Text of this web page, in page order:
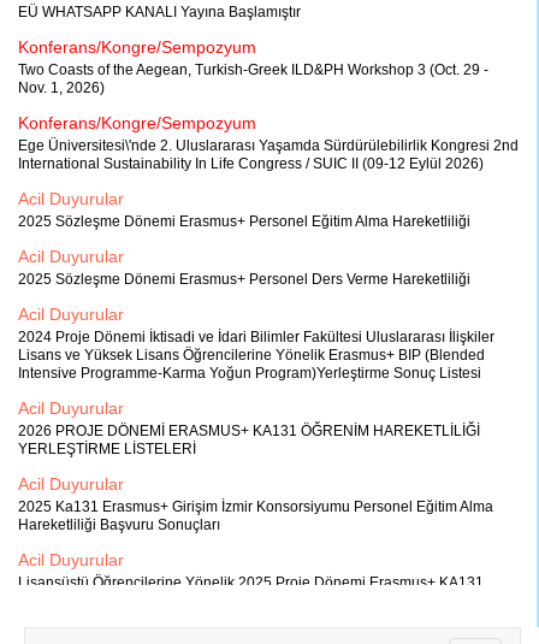
EÜ WHATSAPP KANALI Yayına Başlamıştır
Konferans/Kongre/Sempozyum
Two Coasts of the Aegean, Turkish-Greek ILD&PH Workshop 3 (Oct. 29 -
Nov. 1, 2026)
Konferans/Kongre/Sempozyum
Ege Üniversitesi\'nde 2. Uluslararası Yaşamda Sürdürülebilirlik Kongresi 2nd
International Sustainability In Life Congress / SUIC II (09-12 Eylül 2026)
Acil Duyurular
2025 Sözleşme Dönemi Erasmus+ Personel Eğitim Alma Hareketliliği
Acil Duyurular
2025 Sözleşme Dönemi Erasmus+ Personel Ders Verme Hareketliliği
Acil Duyurular
2024 Proje Dönemi İktisadi ve İdari Bilimler Fakültesi Uluslararası İlişkiler
Lisans ve Yüksek Lisans Öğrencilerine Yönelik Erasmus+ BIP (Blended
Intensive Programme-Karma Yoğun Program)Yerleştirme Sonuç Listesi
Acil Duyurular
2026 PROJE DÖNEMİ ERASMUS+ KA131 ÖĞRENİM HAREKETLİLİĞİ
YERLEŞTİRME LİSTELERİ
Acil Duyurular
2025 Ka131 Erasmus+ Girişim İzmir Konsorsiyumu Personel Eğitim Alma
Hareketliliği Başvuru Sonuçları
Acil Duyurular
Lisansüstü Öğrencilerine Yönelik 2025 Proje Dönemi Erasmus+ KA131